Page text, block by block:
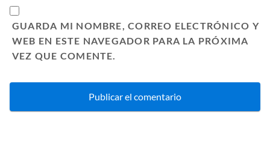
GUARDA MI NOMBRE, CORREO ELECTRÓNICO Y
WEB EN ESTE NAVEGADOR PARA LA PRÓXIMA
VEZ QUE COMENTE.